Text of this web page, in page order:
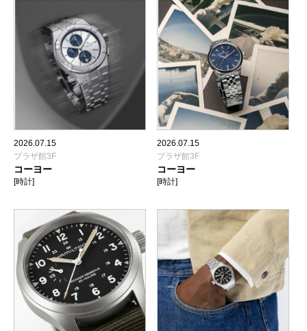
2026.07.15
プラザ館3F
コーヨー
[時計]
2026.07.15
プラザ館3F
コーヨー
[時計]